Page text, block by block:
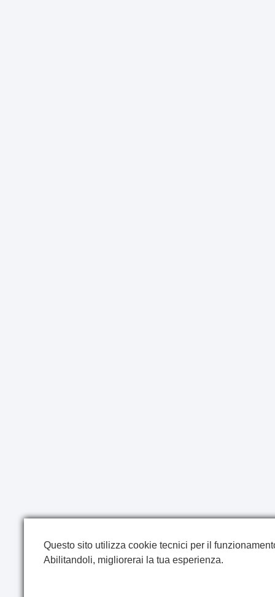
Questo sito utilizza cookie tecnici per il
Abilitandoli, migliorerai la tua esperienza.